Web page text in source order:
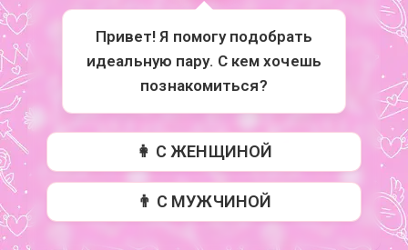
Привет! Я помогу подобрать
идеальную пару. С кем хочешь
познакомиться?
👩 С ЖЕНЩИНОЙ
👨 С МУЖЧИНОЙ